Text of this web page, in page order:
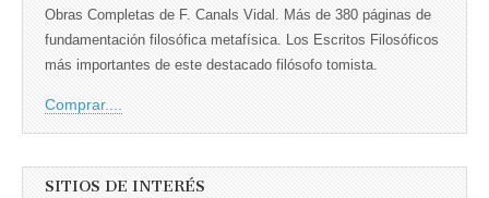
Obras Completas de F. Canals Vidal. Más de 380 páginas de
fundamentación filosófica metafísica. Los Escritos Filosóficos
más importantes de este destacado filósofo tomista.
Comprar....
SITIOS DE INTERÉS